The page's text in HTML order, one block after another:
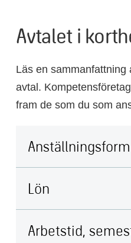
Avtalet i
Läs en
avtal.
fram de som du som
Anställningsform
Lön
Arbetstid,